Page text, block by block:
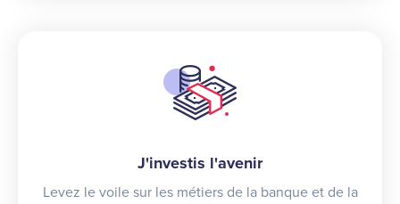
J'investis l'avenir
Levez le voile sur les métiers de la banque et de la